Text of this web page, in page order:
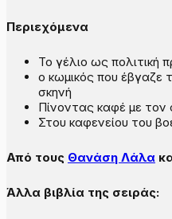
Περιεχόμενα
Το γέλιο ως πολιτική
ο κωμικός που
σκηνή
Πίνοντας καφέ με τον
Στου καφενείου του
Από τους Θανάση Λάλα
Άλλα βιβλία της σειράς: